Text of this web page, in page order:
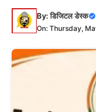
By:डिजिटल डेस्क
On: Thursday,